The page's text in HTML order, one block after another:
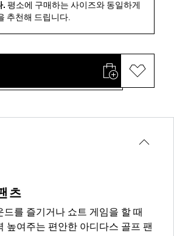
. 평소에 구매하는 사이즈와 동일하게
추천해 드립니다.
츠
드를 즐기거나 쇼트 게임을 할 때
높여주는 편안한 아디다스 골프 팬